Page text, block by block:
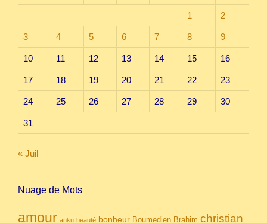
1 2
3 4 5 6 7 8 9
10 11 12 13 14 15 16
17 18 19 20 21 22 23
24 25 26 27 28 29 30
31
« Juil
Nuage de Mots
amour anku beauté bonheur Boumedien Brahim christian